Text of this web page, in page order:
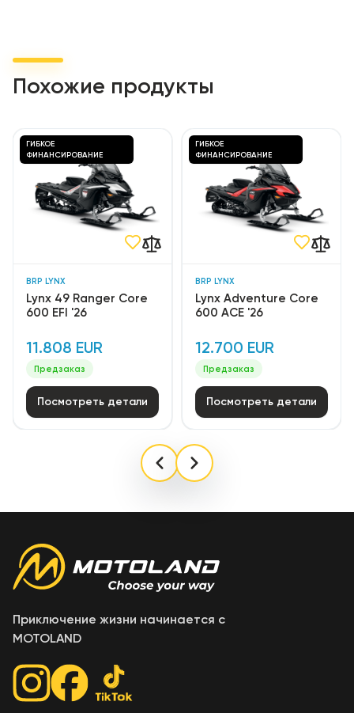
Похожие продукты
BRP LYNX
Lynx 49 Ranger Core
600 EFI '26
11.808 EUR
Предзаказ
ГИБКОЕ
ФИНАНСИРОВАНИЕ
Посмотреть детали
BRP LYNX
Lynx Adventure Core
600 ACE '26
12.700 EUR
Предзаказ
ГИБКОЕ
ФИНАНСИРОВАНИЕ
Посмотреть детали
Приключение жизни начинается с
MOTOLAND